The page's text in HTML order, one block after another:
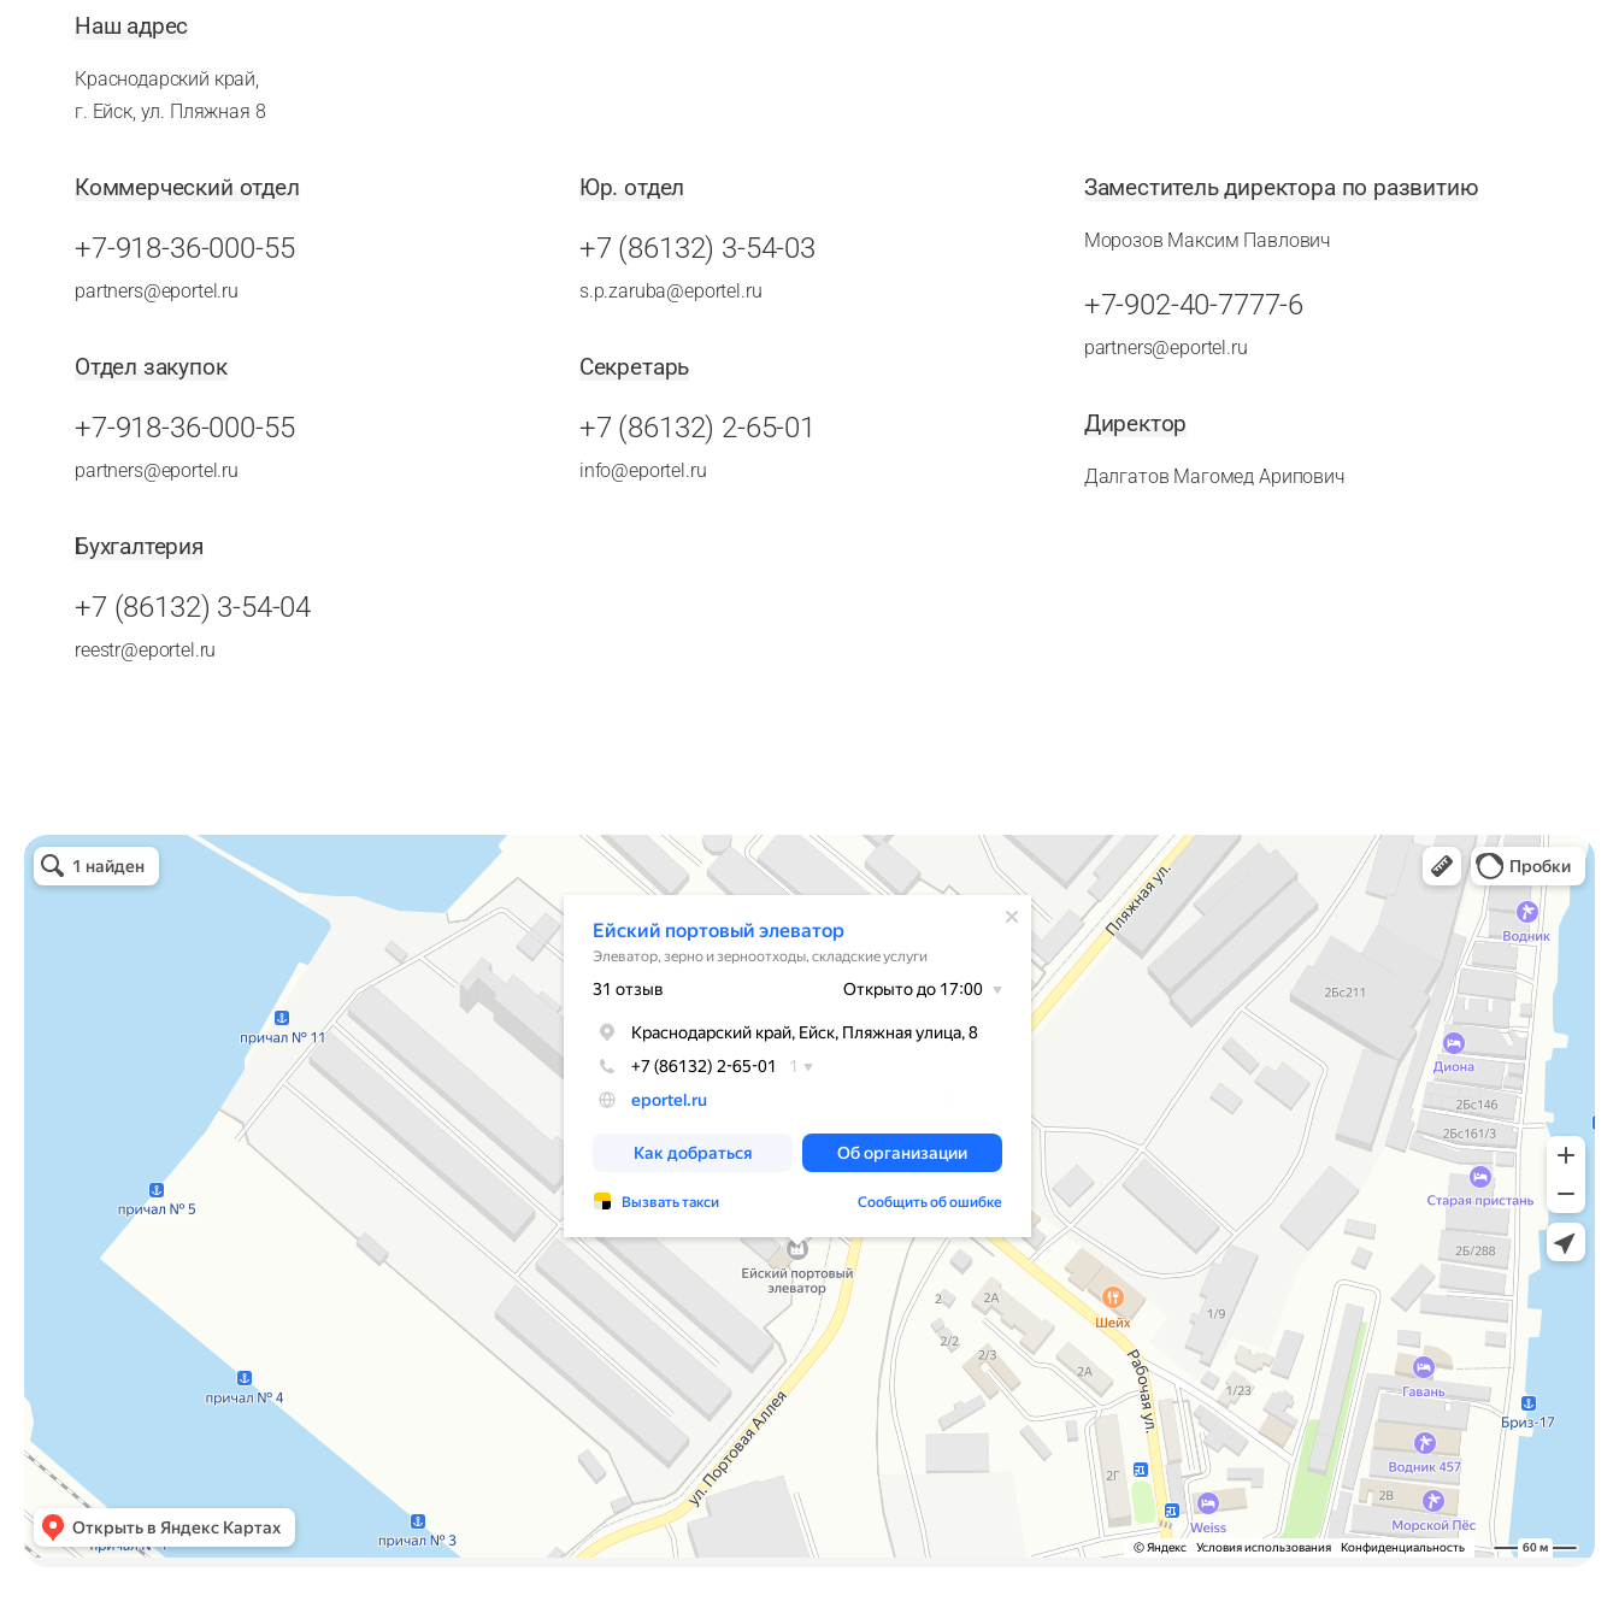
Наш адрес
Краснодарский край,
г. Ейск, ул. Пляжная 8
Коммерческий отдел
+7-918-36-000-55
partners@eportel.ru
Отдел закупок
+7-918-36-000-55
partners@eportel.ru
Бухгалтерия
+7 (86132) 3-54-04
reestr@eportel.ru
Юр. отдел
+7 (86132) 3-54-03
s.p.zaruba@eportel.ru
Секретарь
+7 (86132) 2-65-01
info@eportel.ru
Заместитель директора по развитию
Морозов Максим Павлович
+7-902-40-7777-6
partners@eportel.ru
Директор
Далгатов Магомед Арипович
Ейский портовый элеватор
Элеватор в Ейске
Зерно и зерноотходы в Ейске